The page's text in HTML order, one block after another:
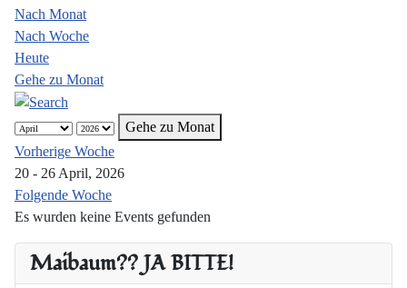
Maibaum?? JA BITTE!
Nach Monat
Nach Woche
Heute
Gehe zu Monat
Gehe zu Monat
Vorherige Woche
20 - 26 April, 2026
Folgende Woche
Es wurden keine Events gefunden